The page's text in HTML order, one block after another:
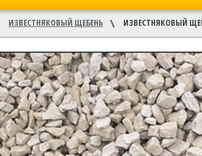
ИЗВЕСТНЯКОВЫЙ ЩЕБЕНЬ ИЗВЕСТНЯКОВЫЙ